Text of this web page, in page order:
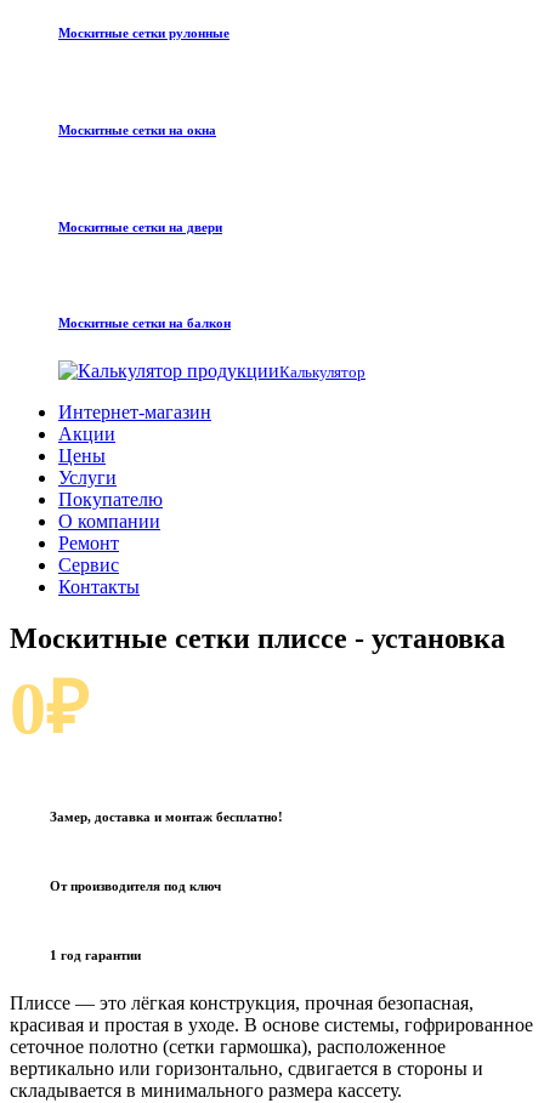
Москитные сетки рулонные
Москитные сетки на окна
Москитные сетки на двери
Москитные сетки на балкон
Калькулятор
Интернет-магазин
Акции
Цены
Услуги
Покупателю
О компании
Ремонт
Сервис
Контакты
Москитные сетки плиссе - установка
0₽
Замер, доставка и монтаж бесплатно!
От производителя под ключ
1 год гарантии
Плиссе — это лёгкая конструкция, прочная безопасная,
красивая и простая в уходе. В основе системы, гофрированное
сеточное полотно (сетки гармошка), расположенное
вертикально или горизонтально, сдвигается в стороны и
складывается в минимального размера кассету.